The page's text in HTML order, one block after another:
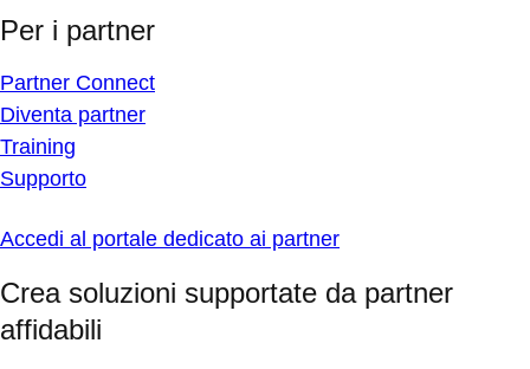
Per i partner
Partner Connect
Diventa partner
Training
Supporto
Accedi al portale dedicato ai partner
Crea soluzioni supportate da partner
affidabili